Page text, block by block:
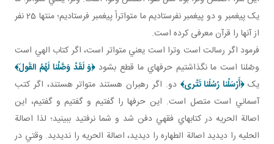
يک پيغمبر و دو پيغمبر نفرستاديم ما متواتراً پيغمبر فرستاديم؛ منتها 25 نفر
از آنها را قرآن معرفی کرده است.
فرمود اگر رسالت است وترا است يعني متواتر است، اگر کتاب الهي است
وصّلنا است ما نگذاشتيم حرف هاي ما قطع بشود﴿وَ لَقَدْ وَصَّلْنا لَهُمُ القَولَ﴾
يک﴿أَرْسَلْنا رُسُلَنا تَتْری﴾ دو. اگر رهبران هستند متواتر هستند، اگر کتب
آسماني است متصل است. اين حرف ها را گفتيم و گفتيم و گفتيم، اين
اصالة الحريه در کتاب هاي فقهي دفن شد و شما نرفتيد ببينيد؛ لذا اصالة
الحليه را ديديد اصالة الطهاره را ديديد، اصالة الحريه را نديديد. وقتي در